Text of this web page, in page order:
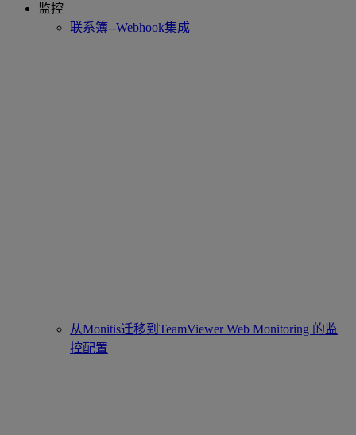
监控
联系簿--Webhook集成
从Monitis迁移到TeamViewer Web Monitoring 的监
控配置